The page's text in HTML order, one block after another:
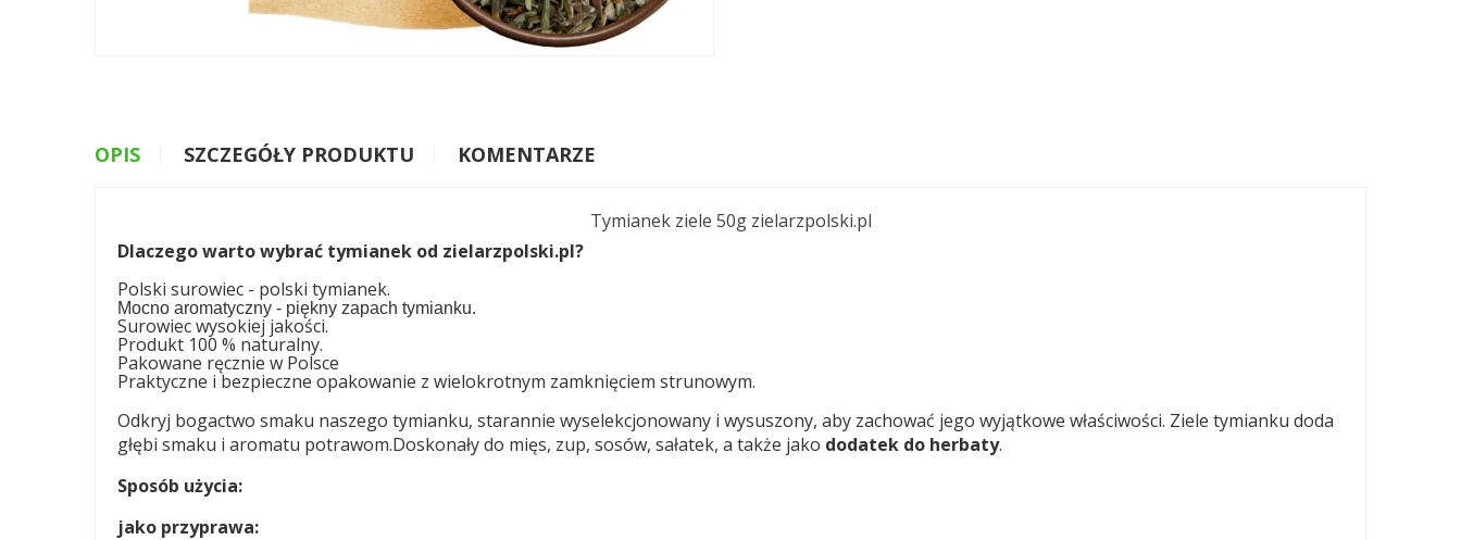
OPIS SZCZEGÓŁY PRODUKTU KOMENTARZE
Tymianek ziele 50g zielarzpolski.pl
Dlaczego warto wybrać tymianek od zielarzpolski.pl?
Polski surowiec - polski tymianek.
Mocno aromatyczny - piękny zapach tymianku.
Surowiec wysokiej jakości.
Produkt 100 % naturalny.
Pakowane ręcznie w Polsce
Praktyczne i bezpieczne opakowanie z wielokrotnym zamknięciem strunowym.
Odkryj bogactwo smaku naszego tymianku, starannie wyselekcjonowany i wysuszony, aby zachować jego wyjątkowe właściwości. Ziele tymianku doda
głębi smaku i aromatu potrawom.Doskonały do mięs, zup, sosów, sałatek, a także jako dodatek do herbaty.
Sposób użycia:
jako przyprawa: